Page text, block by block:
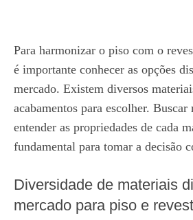
Para harmonizar o piso com o
é importante conhecer as opções
mercado. Existem diversos
acabamentos para escolher. Buscar
entender as propriedades de cada
fundamental para tomar a decisão
Diversidade de materiais
mercado para piso e